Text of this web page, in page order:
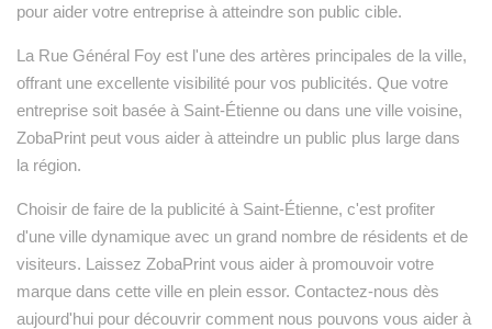
pour aider votre entreprise à atteindre son public cible.
La Rue Général Foy est l'une des artères principales de la ville,
offrant une excellente visibilité pour vos publicités. Que votre
entreprise soit basée à Saint-Étienne ou dans une ville voisine,
ZobaPrint peut vous aider à atteindre un public plus large dans
la région.
Choisir de faire de la publicité à Saint-Étienne, c'est profiter
d'une ville dynamique avec un grand nombre de résidents et de
visiteurs. Laissez ZobaPrint vous aider à promouvoir votre
marque dans cette ville en plein essor. Contactez-nous dès
aujourd'hui pour découvrir comment nous pouvons vous aider à